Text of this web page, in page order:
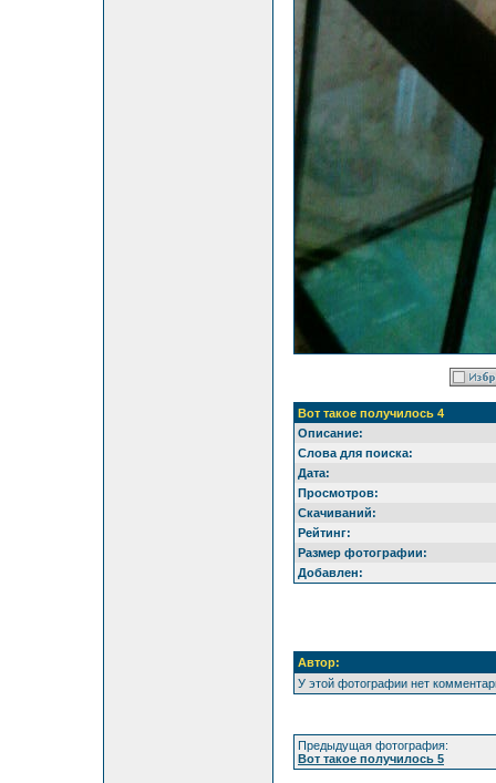
Вот такое получилось 4
Описание:
Слова для поиска:
Дата:
Просмотров:
Скачиваний:
Рейтинг:
Размер фотографии:
Добавлен:
Автор:
У этой фотографии нет
Предыдущая фотография:
Вот такое получилось 5